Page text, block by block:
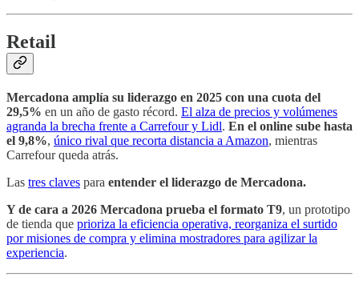
Retail
Mercadona amplía su liderazgo en 2025 con una cuota del
29,5% en un año de gasto récord. El alza de precios y volúmenes
agranda la brecha frente a Carrefour y Lidl. En el online sube hasta
el 9,8%, único rival que recorta distancia a Amazon, mientras
Carrefour queda atrás.
Las tres claves para entender el liderazgo de Mercadona.
Y de cara a 2026 Mercadona prueba el formato T9, un prototipo
de tienda que prioriza la eficiencia operativa, reorganiza el surtido
por misiones de compra y elimina mostradores para agilizar la
experiencia.